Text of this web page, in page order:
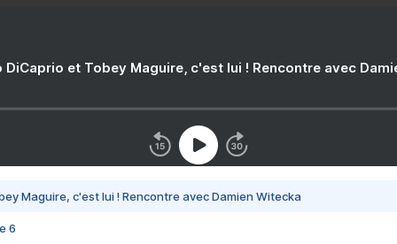
DiCaprio et Tobey Maguire, c'est lui ! Rencontre avec
Maguire, c'est lui ! Rencontre avec Damien Witecka
6